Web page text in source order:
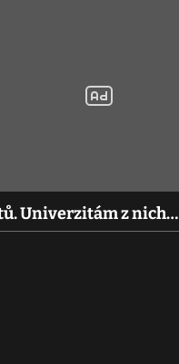
Univerzitám z nich…